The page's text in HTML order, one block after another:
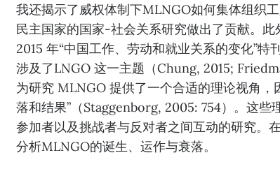
我还揭示了威权体制下MLNGO如何集体组织
民主国家的国家-社会关系研究做出了贡献。此
2015 年“中国工作、劳动和就业关系的变化”
涉及了LNGO 这一主题（Chung, 2015;
为研究 MLNGO 提供了一个合适的理论视角
落和结果”（Staggenborg, 2005: 754）。这
参加者以及挑战者与反对者之间互动的研究。
分析MLNGO的诞生、运作与衰落。